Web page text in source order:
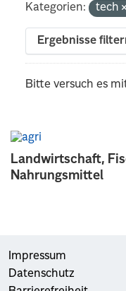
Landwirtschaft,
Nahrungsmittel
Kategorien:
tech
Ergebnisse
Bitte versuch es
Impressum
Datenschutz